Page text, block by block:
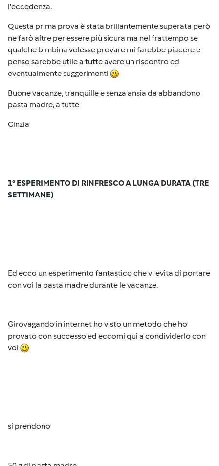
l'eccedenza.
Questa prima prova è stata brillantemente superata però
ne farò altre per essere più sicura ma nel frattempo se
qualche bimbina volesse provare mi farebbe piacere e
penso sarebbe utile a tutte avere un riscontro ed
eventualmente suggerimenti
Buone vacanze, tranquille e senza ansia da abbandono
pasta madre, a tutte
Cinzia
1° ESPERIMENTO DI RINFRESCO A LUNGA DURATA (TRE
SETTIMANE)
Ed ecco un esperimento fantastico che vi evita di portare
con voi la pasta madre durante le vacanze.
Girovagando in internet ho visto un metodo che ho
provato con successo ed eccomi qui a condividerlo con
voi
si prendono